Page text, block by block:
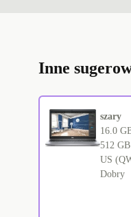
Inne
szary
16.0
512 GB
US
Dobry